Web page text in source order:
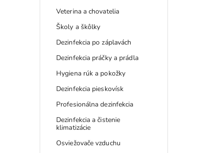
Veterina a chovatelia
Školy a škôlky
Dezinfekcia po záplavách
Dezinfekcia práčky a prádla
Hygiena rúk a pokožky
Dezinfekcia pieskovísk
Profesionálna dezinfekcia
Dezinfekcia a čistenie
klimatizácie
Osviežovače vzduchu